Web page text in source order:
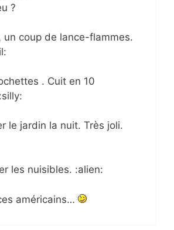
?
un coup de lance-flammes.
. Cuit en 10
le jardin la nuit. Très joli.
les nuisibles. :alien:
américains…